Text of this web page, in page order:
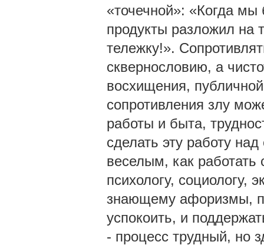
«точечной»: «Когда
продукты разложил на
тележку!».
сквернословию, а
восхищения,
сопротивления злу
работы и быта,
сделать эту работу
веселым, как работать
психологу, социологу,
знающему афоризмы,
успокоить, и
- процесс трудный, но